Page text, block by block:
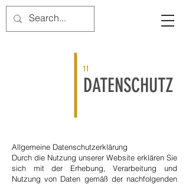
11
DATENSCHUTZ
Allgemeine Datenschutzerklärung
Durch die Nutzung unserer Website erklären Sie
sich mit der Erhebung, Verarbeitung und
Nutzung von Daten gemäß der nachfolgenden